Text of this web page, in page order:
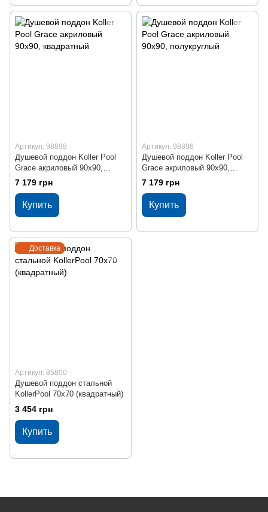
Артикул: 98898
Душевой поддон Koller Pool
Grace акриловый 90x90,
квадратный
7 179 грн
Купить
Артикул: 98896
Душевой поддон Koller Pool
Grace акриловый 90x90,
полукруглый
7 179 грн
Купить
Доставка
Артикул: 85800
Душевой поддон стальной
KollerPool 70х70 (квадратный)
3 454 грн
Купить